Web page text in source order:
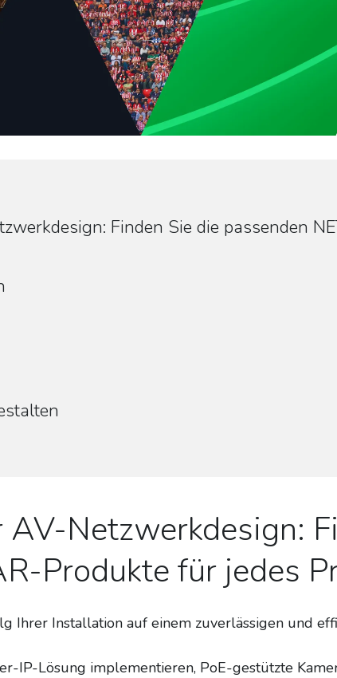
Finden Sie die passenden
AV-Netzwerkdesign:
Produkte für jedes
Ihrer Installation auf einem zuverlässigen und
IP-Lösung implementieren, PoE-gestützte